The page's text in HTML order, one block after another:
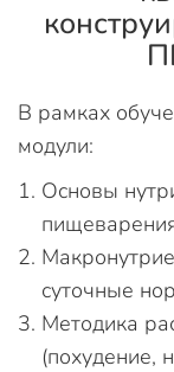
В рамках
модули:
Основы
суточные
Методика
(похудение,